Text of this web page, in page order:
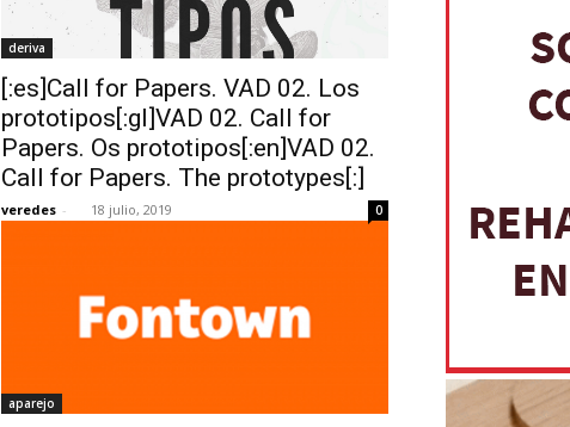
deriva
[:es]Call for Papers. VAD 02. Los
prototipos[:gl]VAD 02. Call for
Papers. Os prototipos[:en]VAD 02.
Call for Papers. The prototypes[:]
veredes - 18 julio, 2019 0
aparejo